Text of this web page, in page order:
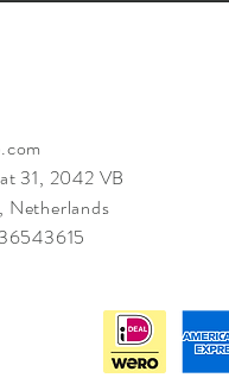
31, 2042 VB
Netherlands